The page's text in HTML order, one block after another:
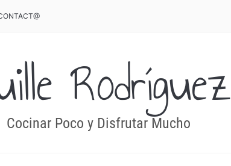
Rodríguez
Cocinar Poco y Disfrutar Mucho